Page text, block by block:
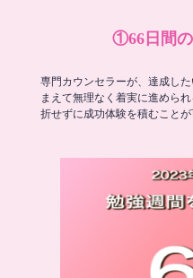
①66日間
専門カウンセラーが、達成し
まえて無理なく着実に進めら
折せずに成功体験を積むことが